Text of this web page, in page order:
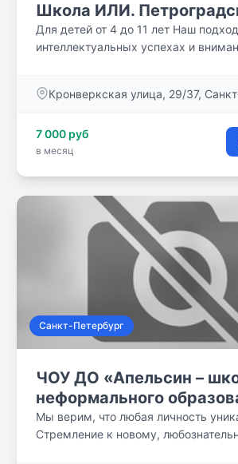
Школа ИЛИ.
Для детей от 4 до 11 лет Наш
интеллектуальных успехах и
к образованию лежит теория
человека.
Кронверкская улица, 29/37,
7 000 руб
в месяц
Санкт-Петербург
ЧОУ ДО «Апельсин –
неформального
Мы верим, что любая личность
Стремление к новому,